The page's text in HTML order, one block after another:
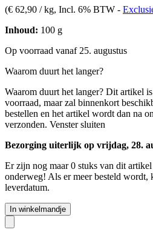
(€ 62,90 / kg, Incl. 6% BTW -
Inhoud: 100 g
Op voorraad vanaf 25. augustus
Waarom duurt het langer?
Waarom duurt het langer? Dit artikel
voorraad, maar zal binnenkort
bestellen en het artikel wordt dan na
verzonden. Venster sluiten
Bezorging uiterlijk op vrijdag, 28.
Er zijn nog maar 0 stuks van dit
onderweg! Als er meer besteld wordt,
leverdatum.
In winkelmandje